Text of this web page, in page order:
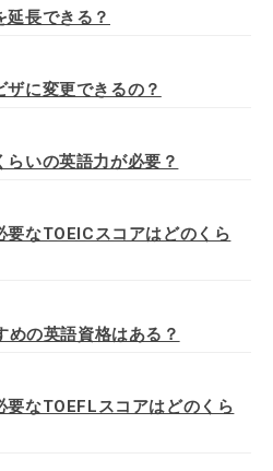
延長できる？
に変更できるの？
らいの英語力が必要？
要なTOEICスコアはどのくら
めの英語資格はある？
要なTOEFLスコアはどのくら